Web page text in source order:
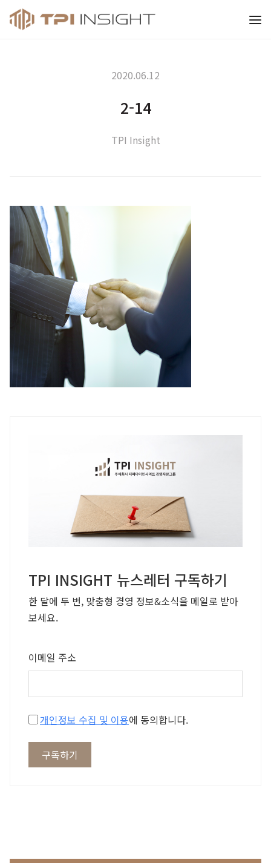
티피아이 인사이트
2020.06.12
2-14
TPI Insight
TPI INSIGHT 뉴스레터 구독하기
한 달에 두 번, 맞춤형 경영 정보&소식을 메일로 받아
보세요.
이메일 주소
개인정보 수집 및 이용에 동의합니다.
구독하기